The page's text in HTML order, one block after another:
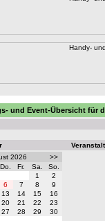
und Event-Übersicht für
2026
>>
Do. Fr. Sa.
So.
1
2
6 7 8
9
13 14 15
16
20 21 22
23
27 28 29
30